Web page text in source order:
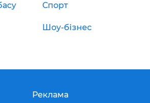
Спорт
Шоу-бізнес
Реклама